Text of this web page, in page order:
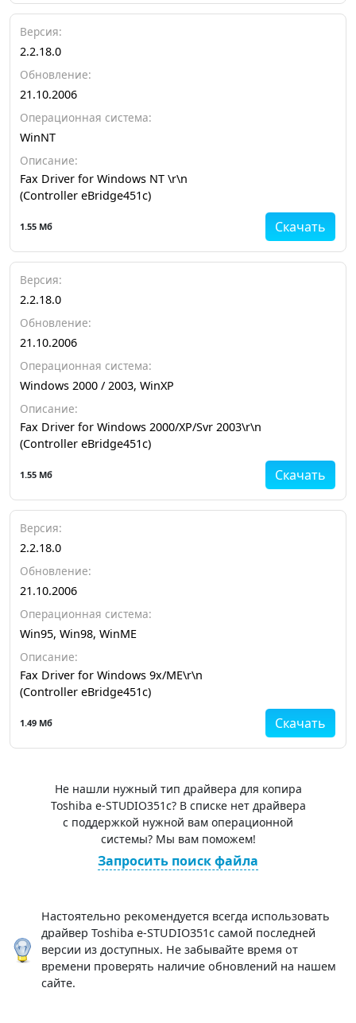
Версия:
2.2.18.0
Обновление:
21.10.2006
Операционная система:
WinNT
Описание:
Fax Driver for Windows NT \r\n
(Controller eBridge451c)
Скачать
1.55 Мб
Версия:
2.2.18.0
Обновление:
21.10.2006
Операционная система:
Windows 2000 / 2003, WinXP
Описание:
Fax Driver for Windows 2000/XP/Svr 2003\r\n
(Controller eBridge451c)
Скачать
1.55 Мб
Версия:
2.2.18.0
Обновление:
21.10.2006
Операционная система:
Win95, Win98, WinME
Описание:
Fax Driver for Windows 9x/ME\r\n
(Controller eBridge451c)
Скачать
1.49 Мб
Не нашли нужный тип драйвера для копира
Toshiba e-STUDIO351c? В списке нет драйвера
с поддержкой нужной вам операционной
системы? Мы вам поможем!
Запросить поиск файла
Настоятельно рекомендуется всегда использовать
драйвер Toshiba e-STUDIO351c самой последней
версии из доступных. Не забывайте время от
времени проверять наличие обновлений на нашем
сайте.